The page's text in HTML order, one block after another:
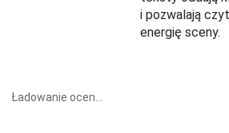
i pozwalają
energię sceny.
Ładowanie ocen...